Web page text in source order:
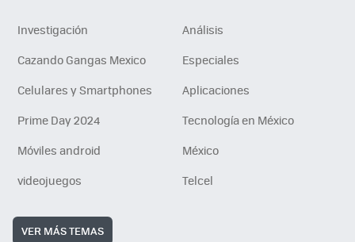
Investigación
Análisis
Cazando Gangas Mexico
Especiales
Celulares y Smartphones
Aplicaciones
Prime Day 2024
Tecnología en México
Móviles android
México
videojuegos
Telcel
VER MÁS TEMAS